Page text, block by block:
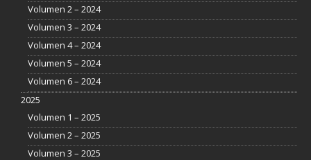
Volumen 2 – 2024
Volumen 3 – 2024
Volumen 4 – 2024
Volumen 5 – 2024
Volumen 6 – 2024
2025
Volumen 1 – 2025
Volumen 2 – 2025
Volumen 3 – 2025